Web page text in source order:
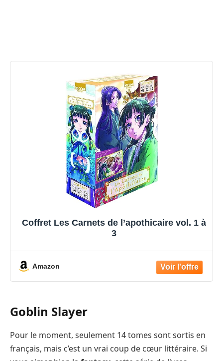
Coffret Les Carnets de l’apothicaire vol. 1 à
3
Amazon
Goblin Slayer
Pour le moment, seulement 14 tomes sont sortis en
français, mais c’est un vrai coup de cœur littéraire. Si